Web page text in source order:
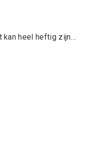
kan heel heftig zijn…